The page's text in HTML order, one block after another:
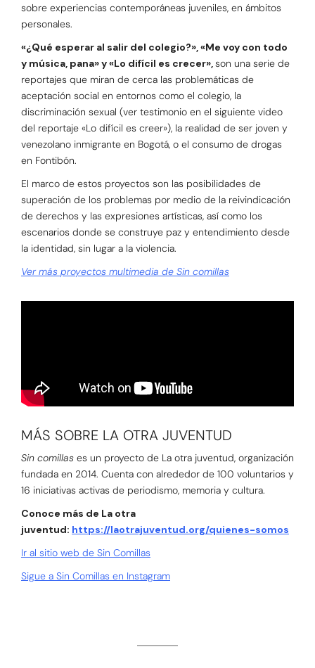
sobre experiencias contemporáneas juveniles, en ámbitos
personales.
«¿Qué esperar al salir del colegio?», «Me voy con todo
y música, pana» y «Lo difícil es crecer»,son una serie de
reportajes que miran de cerca las problemáticas de
aceptación social en entornos como el colegio, la
discriminación sexual (ver testimonio en el siguiente video
del reportaje «Lo difícil es creer»), la realidad de ser joven y
venezolano inmigrante en Bogotá, o el consumo de drogas
en Fontibón.
El marco de estos proyectos son las posibilidades de
superación de los problemas por medio de la reivindicación
de derechos y las expresiones artísticas, así como los
escenarios donde se construye paz y entendimiento desde
la identidad, sin lugar a la violencia.
Ver más proyectos multimedia de Sin comillas
MÁS SOBRE LA OTRA JUVENTUD
Sin comillas es un proyecto de La otra juventud, organización
fundada en 2014. Cuenta con alrededor de 100 voluntarios y
16 iniciativas activas de periodismo, memoria y cultura.
Conoce más de La otra
juventud: https://laotrajuventud.org/quienes-somos
Ir al sitio web de Sin Comillas
Sigue a Sin Comillas en Instagram